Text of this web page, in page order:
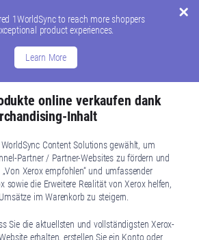
1WorldSync to reach more shoppers
product experiences.
Learn More
online verkaufen dank
Inhalt
Content Solutions gewählt, um
Partner / Partner-Websites zu fördern und
Xerox empfohlen“ und umfassender
sowie die Erweitere Realität von Xerox helfen,
im Warenkorb zu steigern.
Sie die aktuellsten und vollständigsten Xerox-
erhalten, erstellen Sie ein Konto oder